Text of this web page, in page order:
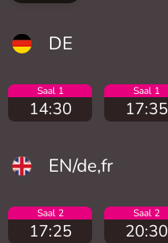
DE
Saal 1
14:30
Saal 1
17:35
EN/de,fr
Saal 2
17:25
Saal 2
20:30